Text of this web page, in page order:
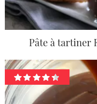
Pâte à tartiner